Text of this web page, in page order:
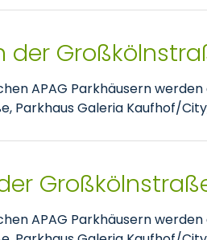
der
APAG Parkhäusern
Parkhaus Galeria Kaufhof/
APAG Parkhäusern